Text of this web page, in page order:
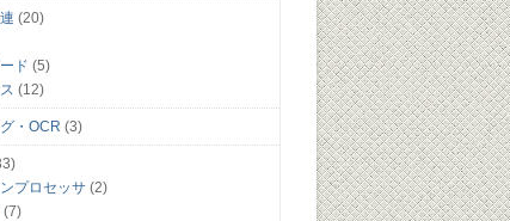
(20)
ド (5)
(12)
・OCR (3)
プロセッサ (2)
(7)